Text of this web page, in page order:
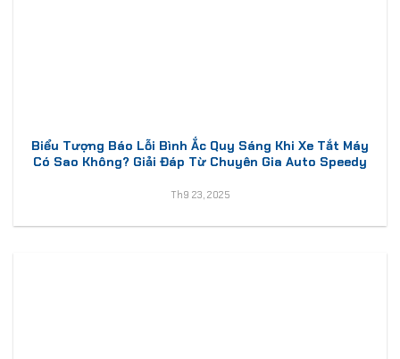
Biểu Tượng Báo Lỗi Bình Ắc Quy Sáng Khi Xe Tắt Máy
Có Sao Không? Giải Đáp Từ Chuyên Gia Auto Speedy
Th9 23, 2025